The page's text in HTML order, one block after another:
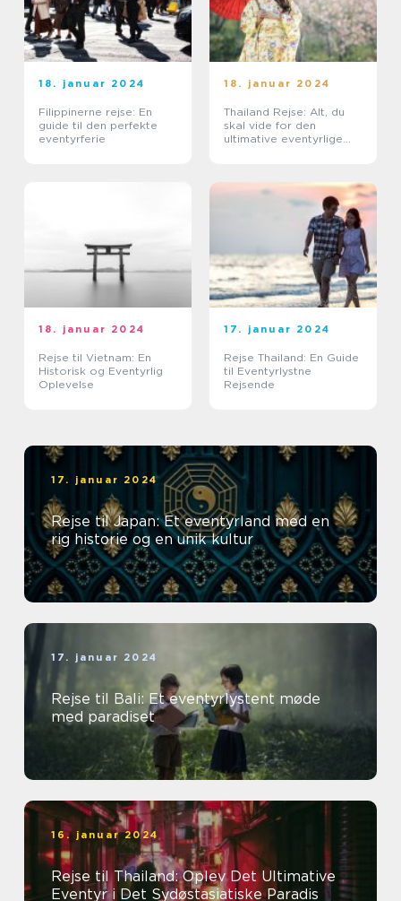
18. januar 2024
Filippinerne rejse: En
guide til den perfekte
eventyrferie
18. januar 2024
Thailand Rejse: Alt, du
skal vide for den
ultimative eventyrlige
18. januar 2024
Rejse til Vietnam: En
Historisk og Eventyrlig
Oplevelse
17. januar 2024
Rejse Thailand: En Guide
til Eventyrlystne
Rejsende
17. januar 2024
Rejse til Japan: Et eventyrland med en
rig historie og en unik kultur
17. januar 2024
Rejse til Bali: Et eventyrlystent møde
med paradiset
16. januar 2024
Rejse til Thailand: Oplev Det Ultimative
Eventyr i Det Sydøstasiatiske Paradis